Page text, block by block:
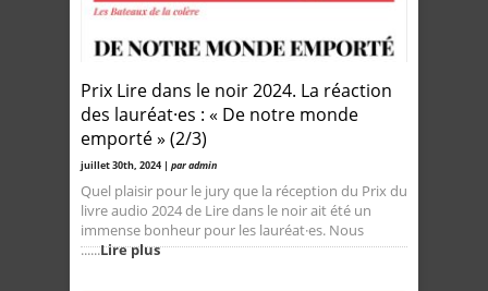
Prix Lire dans le noir 2024. La réaction
des lauréat·es : « De notre monde
emporté » (2/3)
juillet 30th, 2024 | par admin
Quel plaisir pour le jury que la réception du Prix du
livre audio 2024 de Lire dans le noir ait été un
immense bonheur pour les lauréat·es. Nous
......Lire plus